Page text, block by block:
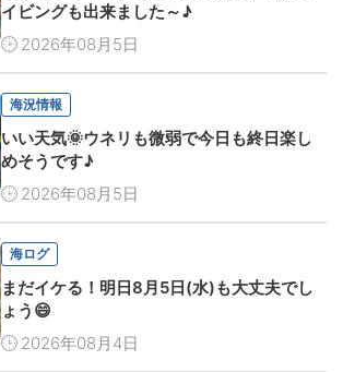
イビングも出来ました～♪
2026年08月5日
海況情報
いい天気🌞ウネリも微弱で今日も終日楽し
めそうです♪
2026年08月5日
海ログ
まだイケる！明日8月5日(水)も大丈夫でし
ょう😄
2026年08月4日